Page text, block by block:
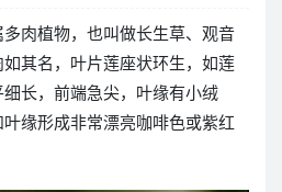
肉植物，也叫做长生草、观音
其名，叶片莲座状环生，如莲
长，前端急尖，叶缘有小绒
缘形成非常漂亮咖啡色或紫红